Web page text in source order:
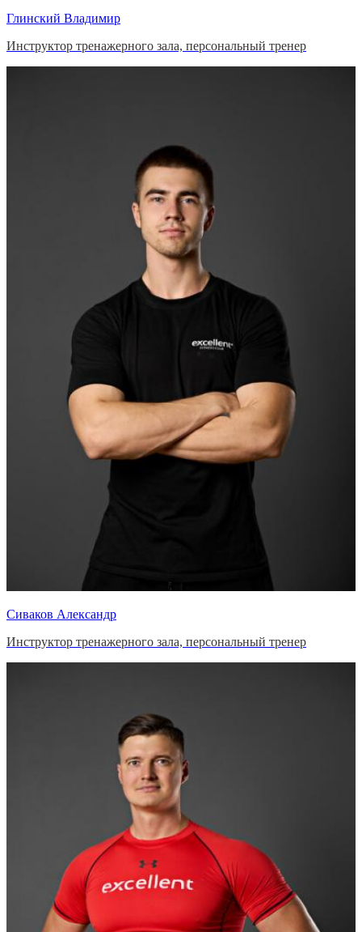
Глинский Владимир
Инструктор тренажерного зала, персональный тренер
Сиваков Александр
Инструктор тренажерного зала, персональный тренер